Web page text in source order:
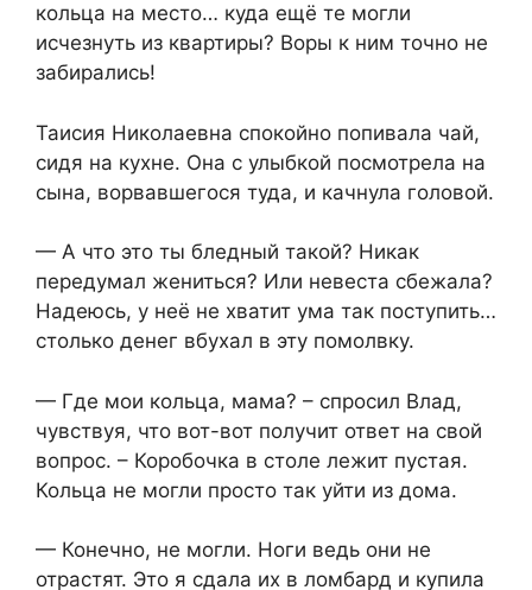
кольца на место… куда ещё те могли
исчезнуть из квартиры? Воры к ним точно не
забирались!
Таисия Николаевна спокойно попивала чай,
сидя на кухне. Она с улыбкой посмотрела на
сына, ворвавшегося туда, и качнула головой.
— А что это ты бледный такой? Никак
передумал жениться? Или невеста сбежала?
Надеюсь, у неё не хватит ума так поступить…
столько денег вбухал в эту помолвку.
— Где мои кольца, мама? – спросил Влад,
чувствуя, что вот-вот получит ответ на свой
вопрос. – Коробочка в столе лежит пустая.
Кольца не могли просто так уйти из дома.
— Конечно, не могли. Ноги ведь они не
отрастят. Это я сдала их в ломбард и купила